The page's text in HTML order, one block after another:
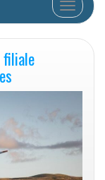
Afficher/
filiale